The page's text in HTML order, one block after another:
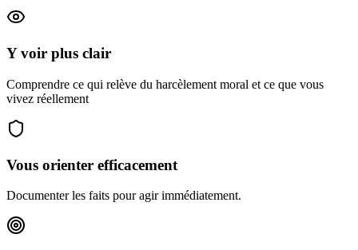
Y voir plus clair
Comprendre ce qui relève du harcèlement moral et ce que vous
vivez réellement
Vous orienter efficacement
Documenter les faits pour agir immédiatement.